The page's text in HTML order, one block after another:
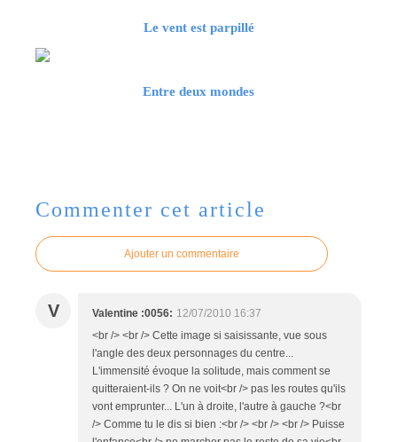
Le vent est parpillé
Entre deux mondes
Commenter cet article
Ajouter un commentaire
V Valentine :0056: 12/07/2010 16:37
<br /> <br /> Cette image si saisissante, vue sous
l'angle des deux personnages du centre...
L'immensité évoque la solitude, mais comment se
quitteraient-ils ? On ne voit<br /> pas les routes qu'ils
vont emprunter... L'un à droite, l'autre à gauche ?<br
/> Comme tu le dis si bien :<br /> <br /> <br /> Puisse